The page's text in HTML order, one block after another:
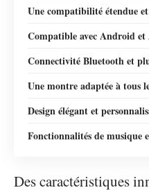
Une compatibilité étendue
Compatible avec Android et
Connectivité Bluetooth et
Une montre adaptée à tous
Design élégant et
Fonctionnalités de musique
Des caractéristiques